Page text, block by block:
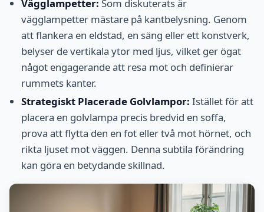
Vägglampetter: Som diskuterats är
vägglampetter mästare på kantbelysning. Genom
att flankera en eldstad, en säng eller ett konstverk,
belyser de vertikala ytor med ljus, vilket ger ögat
något engagerande att resa mot och definierar
rummets kanter.
Strategiskt Placerade Golvlampor: Istället för att
placera en golvlampa precis bredvid en soffa,
prova att flytta den en fot eller två mot hörnet, och
rikta ljuset mot väggen. Denna subtila förändring
kan göra en betydande skillnad.